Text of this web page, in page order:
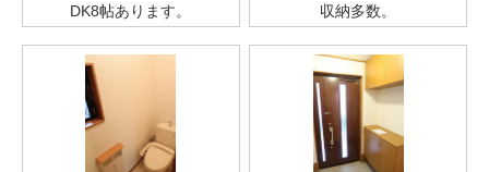
DK8帖あります。 収納多数。